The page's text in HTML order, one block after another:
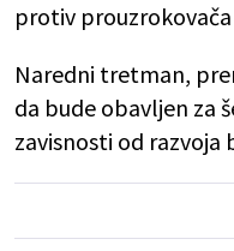
protiv
Naredni tretman,
da bude obavljen za
zavisnosti od